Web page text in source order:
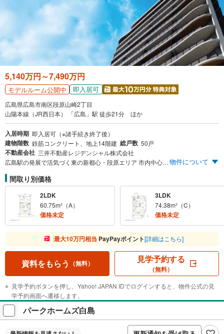
5,140万円～7,490万円
モデルルーム公開中 即入居可
広島県広島市南区段原山崎2丁目
山陽本線（JR西日本） 「広島」駅 徒歩21分 ほか
入居時期 即入居可（※諸手続き終了後）
建物階数 鉄筋コンクリート、地上14階建 総戸数 50戸
不動産会社 三井不動産レジデンシャル株式会社
広島駅の発展で活気づく東の新都心・段原エリア 市内中心部にも近く、閑静な住宅地に、 美しいフォルムをまとった新しい三井のマンションが誕生いたしました。 ・広島段原ショッピングセンター徒歩5分・「段原山崎」バス停徒歩4分 【エントリー受付中】 ※まず資料請求ボタンより、エントリーをお願い致します。スケジュールなどの最新情報をメール等でご案内いたします。物件について
間取り別価格
2LDK
60.75m²（A）
価格未定
3LDK
74.38m²（C）
価格未定
最大10万円相当 PayPayポイント[詳細はこちら]
資料をもらう （無料） 見学予約する
（無料）
見学予約ボタンを押し、Yahoo! JAPAN IDでログインすると、物件公式の見
学予約画面へ遷移します。
パークホームズ白島